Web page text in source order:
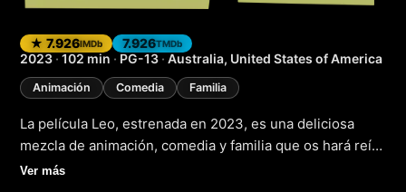
Leo(2023)
★ 7.926IMDb 7.926TMDb
2023 · 102 min · PG-13 · Australia, United States of America
Animación Comedia Familia
La película Leo, estrenada en 2023, es una deliciosa
mezcla de animación, comedia y familia que os hará reír
y reflexionar. La historia sigue a un personaje llamado
Ver más